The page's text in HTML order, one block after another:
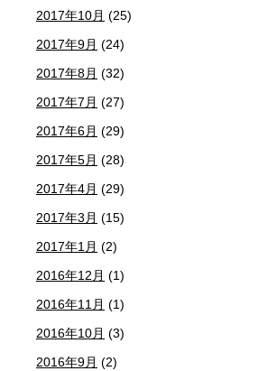
2017年10月 (25)
2017年9月 (24)
2017年8月 (32)
2017年7月 (27)
2017年6月 (29)
2017年5月 (28)
2017年4月 (29)
2017年3月 (15)
2017年1月 (2)
2016年12月 (1)
2016年11月 (1)
2016年10月 (3)
2016年9月 (2)